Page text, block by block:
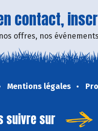
contact,
offres, nos
Mentions légales
suivre sur